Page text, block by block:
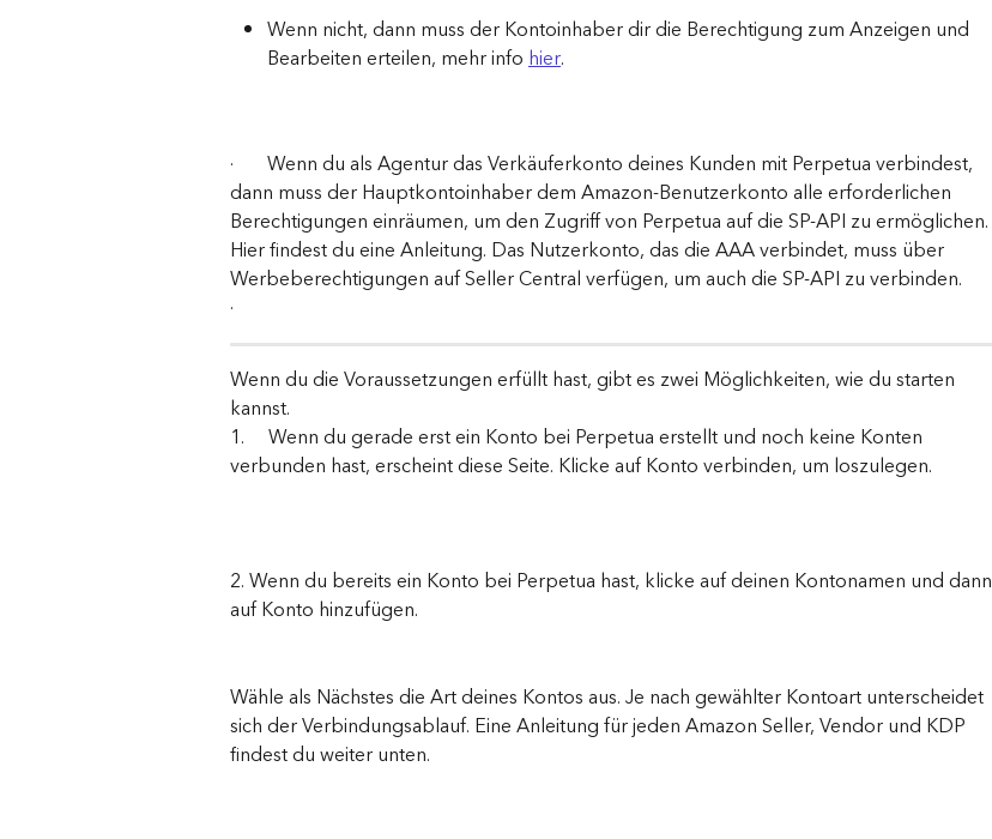
Wenn nicht, dann muss der Kontoinhaber dir die Berechtigung zum Anzeigen und
Bearbeiten erteilen, mehr info hier.
·       Wenn du als Agentur das Verkäuferkonto deines Kunden mit Perpetua verbindest,
dann muss der Hauptkontoinhaber dem Amazon-Benutzerkonto alle erforderlichen
Berechtigungen einräumen, um den Zugriff von Perpetua auf die SP-API zu ermöglichen.
Hier findest du eine Anleitung. Das Nutzerkonto, das die AAA verbindet, muss über
Werbeberechtigungen auf Seller Central verfügen, um auch die SP-API zu verbinden.
·
Wenn du die Voraussetzungen erfüllt hast, gibt es zwei Möglichkeiten, wie du starten
kannst.
1.     Wenn du gerade erst ein Konto bei Perpetua erstellt und noch keine Konten
verbunden hast, erscheint diese Seite. Klicke auf Konto verbinden, um loszulegen.
2. Wenn du bereits ein Konto bei Perpetua hast, klicke auf deinen Kontonamen und dann
auf Konto hinzufügen.
Wähle als Nächstes die Art deines Kontos aus. Je nach gewählter Kontoart unterscheidet
sich der Verbindungsablauf. Eine Anleitung für jeden Amazon Seller, Vendor und KDP
findest du weiter unten.